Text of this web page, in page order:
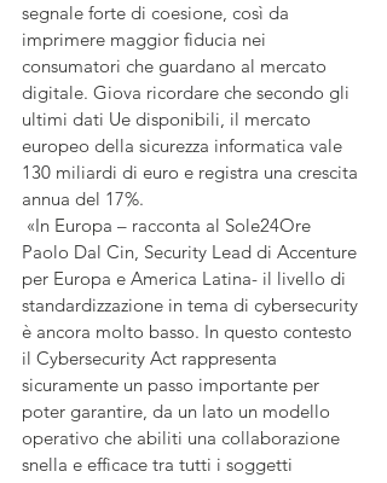
segnale forte di coesione, così da
imprimere maggior fiducia nei
consumatori che guardano al mercato
digitale. Giova ricordare che secondo gli
ultimi dati Ue disponibili, il mercato
europeo della sicurezza informatica vale
130 miliardi di euro e registra una crescita
annua del 17%.
Paolo Dal Cin, Security Lead di Accenture
per Europa e America Latina- il livello di
standardizzazione in tema di cybersecurity
è ancora molto basso. In questo contesto
il Cybersecurity Act rappresenta
sicuramente un passo importante per
poter garantire, da un lato un modello
operativo che abiliti una collaborazione
snella e efficace tra tutti i soggetti